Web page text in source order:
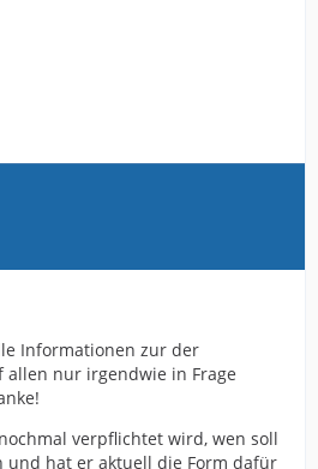
Informationen zur der
allen nur irgendwie in Frage
verpflichtet wird, wen soll
und hat er aktuell die Form dafür